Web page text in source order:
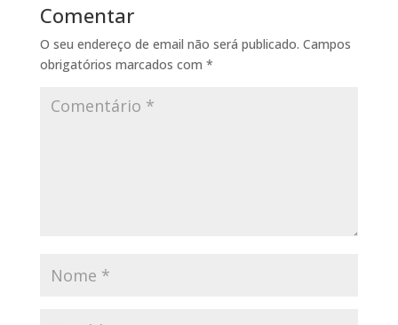
Comentar
O seu endereço de email não será publicado. Campos
obrigatórios marcados com *